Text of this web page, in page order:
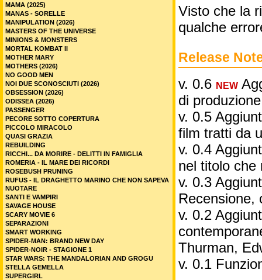
Visto che la
qualche
Release
v. 0.6 NEW
di
v. 0.5
film tratti da
v. 0.4
nel titolo che
v. 0.3
Recensione,
v. 0.2
Thurman,
v. 0.1
MAMA (2025)
MANAS - SORELLE
MANIPULATION (2026)
MASTERS OF THE UNIVERSE
MINIONS & MONSTERS
MORTAL KOMBAT II
MOTHER MARY
MOTHERS (2026)
NO GOOD MEN
NOI DUE SCONOSCIUTI (2026)
OBSESSION (2026)
ODISSEA (2026)
PASSENGER
PECORE SOTTO COPERTURA
PICCOLO MIRACOLO
QUASI GRAZIA
REBUILDING
RICCHI... DA MORIRE - DELITTI IN FAMIGLIA
ROMERIA - IL MARE DEI RICORDI
ROSEBUSH PRUNING
RUFUS - IL DRAGHETTO MARINO CHE NON SAPEVA
NUOTARE
SANTI E VAMPIRI
SAVAGE HOUSE
SCARY MOVIE 6
SEPARAZIONI
SMART WORKING
SPIDER-MAN: BRAND NEW DAY
SPIDER-NOIR - STAGIONE 1
STAR WARS: THE MANDALORIAN AND GROGU
STELLA GEMELLA
SUPERGIRL